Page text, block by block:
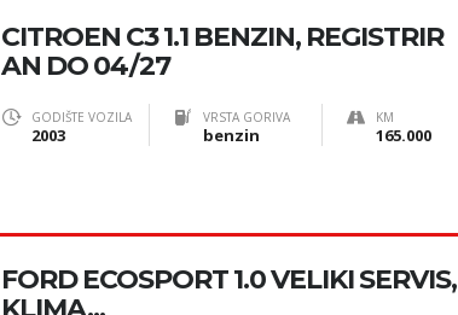
CITROEN C3 1.1 BENZIN, REGISTRIR
AN DO 04/27
GODIŠTE VOZILA
2003
VRSTA GORIVA
benzin
KM
165.000
FORD ECOSPORT 1.0 VELIKI SERVIS,
KLIMA...